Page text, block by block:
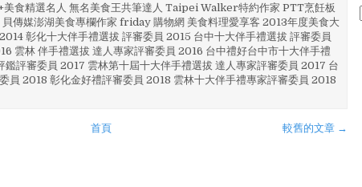
美食精選名人 無名美食王共筆達人 Taipei Walker特約作家 PTT烹飪板
傳媒澎湖美食專欄作家 friday 購物網 美食料理愛享客 2013年度美食大
彰化十大伴手禮選拔 評審委員 2015 台中十大伴手禮選拔 評審委員
雲林 伴手禮選拔 達人專家評審委員 2016 台中禮好台中市十大伴手禮
評審委員 2017 雲林第十屆十大伴手禮選拔 達人專家評審委員 2017 台
員 2018 彰化金好禮評審委員 2018 雲林十大伴手禮專家評審委員 2018
較舊的文章 →
首頁